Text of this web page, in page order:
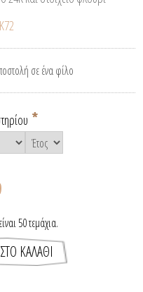
Κ72
*
50 τεμάχια.